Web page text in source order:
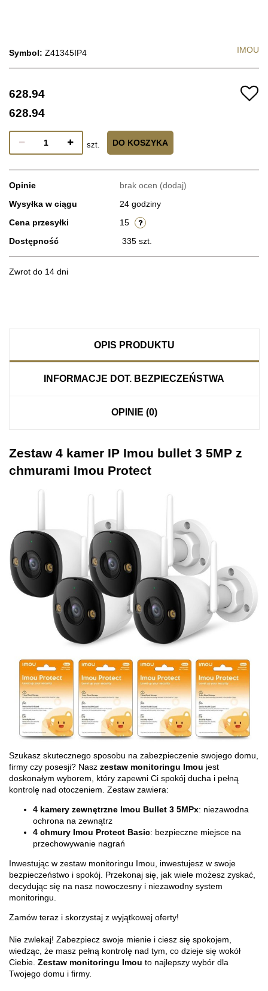
Symbol: Z41345IP4 IMOU
628.94
628.94
szt. DO KOSZYKA
Opinie brak ocen (dodaj)
Wysyłka w ciągu
24 godziny
Cena przesyłki
15
Dostępność
335 szt.
Zwrot do 14 dni
OPIS PRODUKTU
INFORMACJE DOT. BEZPIECZEŃSTWA
OPINIE (0)
Zestaw 4 kamer IP Imou bullet 3 5MP z
chmurami Imou Protect
Szukasz skutecznego sposobu na zabezpieczenie swojego domu,
firmy czy posesji? Nasz zestaw monitoringu Imou jest
doskonałym wyborem, który zapewni Ci spokój ducha i pełną
kontrolę nad otoczeniem. Zestaw zawiera:
4 kamery zewnętrzne Imou Bullet 3 5MPx: niezawodna
ochrona na zewnątrz
4 chmury Imou Protect Basic: bezpieczne miejsce na
przechowywanie nagrań
Inwestując w zestaw monitoringu Imou, inwestujesz w swoje
bezpieczeństwo i spokój. Przekonaj się, jak wiele możesz zyskać,
decydując się na nasz nowoczesny i niezawodny system
monitoringu.
Zamów teraz i skorzystaj z wyjątkowej oferty!
Nie zwlekaj! Zabezpiecz swoje mienie i ciesz się spokojem,
wiedząc, że masz pełną kontrolę nad tym, co dzieje się wokół
Ciebie. Zestaw monitoringu Imou to najlepszy wybór dla
Twojego domu i firmy.